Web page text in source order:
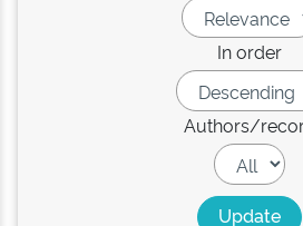
In order
Authors/